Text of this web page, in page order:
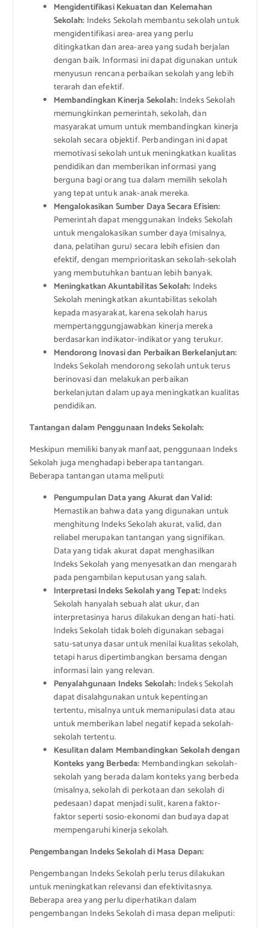
Mengidentifikasi Kekuatan dan Kelemahan
Sekolah: Indeks Sekolah membantu sekolah untuk
mengidentifikasi area-area yang perlu
ditingkatkan dan area-area yang sudah berjalan
dengan baik. Informasi ini dapat digunakan untuk
menyusun rencana perbaikan sekolah yang lebih
terarah dan efektif.
Membandingkan Kinerja Sekolah:Indeks Sekolah
memungkinkan pemerintah, sekolah, dan
masyarakat umum untuk membandingkan kinerja
sekolah secara objektif. Perbandingan ini dapat
memotivasi sekolah untuk meningkatkan kualitas
pendidikan dan memberikan informasi yang
berguna bagi orang tua dalam memilih sekolah
yang tepat untuk anak-anak mereka.
Mengalokasikan Sumber Daya Secara Efisien:
Pemerintah dapat menggunakan Indeks Sekolah
untuk mengalokasikan sumber daya (misalnya,
dana, pelatihan guru) secara lebih efisien dan
efektif, dengan memprioritaskan sekolah-sekolah
yang membutuhkan bantuan lebih banyak.
Meningkatkan Akuntabilitas Sekolah: Indeks
Sekolah meningkatkan akuntabilitas sekolah
kepada masyarakat, karena sekolah harus
mempertanggungjawabkan kinerja mereka
berdasarkan indikator-indikator yang terukur.
Mendorong Inovasi dan Perbaikan Berkelanjutan:
Indeks Sekolah mendorong sekolah untuk terus
berinovasi dan melakukan perbaikan
berkelanjutan dalam upaya meningkatkan kualitas
pendidikan.
Tantangan dalam Penggunaan Indeks Sekolah:
Meskipun memiliki banyak manfaat, penggunaan Indeks
Sekolah juga menghadapi beberapa tantangan.
Beberapa tantangan utama meliputi:
Pengumpulan Data yang Akurat dan Valid:
Memastikan bahwa data yang digunakan untuk
menghitung Indeks Sekolah akurat, valid, dan
reliabel merupakan tantangan yang signifikan.
Data yang tidak akurat dapat menghasilkan
Indeks Sekolah yang menyesatkan dan mengarah
pada pengambilan keputusan yang salah.
Interpretasi Indeks Sekolah yang Tepat:Indeks
Sekolah hanyalah sebuah alat ukur, dan
interpretasinya harus dilakukan dengan hati-hati.
Indeks Sekolah tidak boleh digunakan sebagai
satu-satunya dasar untuk menilai kualitas sekolah,
tetapi harus dipertimbangkan bersama dengan
informasi lain yang relevan.
Penyalahgunaan Indeks Sekolah:Indeks Sekolah
dapat disalahgunakan untuk kepentingan
tertentu, misalnya untuk memanipulasi data atau
untuk memberikan label negatif kepada sekolah-
sekolah tertentu.
Kesulitan dalam Membandingkan Sekolah dengan
Konteks yang Berbeda: Membandingkan sekolah-
sekolah yang berada dalam konteks yang berbeda
(misalnya, sekolah di perkotaan dan sekolah di
pedesaan) dapat menjadi sulit, karena faktor-
faktor seperti sosio-ekonomi dan budaya dapat
mempengaruhi kinerja sekolah.
Pengembangan Indeks Sekolah di Masa Depan:
Pengembangan Indeks Sekolah perlu terus dilakukan
untuk meningkatkan relevansi dan efektivitasnya.
Beberapa area yang perlu diperhatikan dalam
pengembangan Indeks Sekolah di masa depan meliputi: